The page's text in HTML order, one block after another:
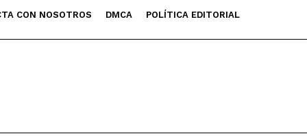
CON NOSOTROS DMCA POLÍTICA EDITORIAL